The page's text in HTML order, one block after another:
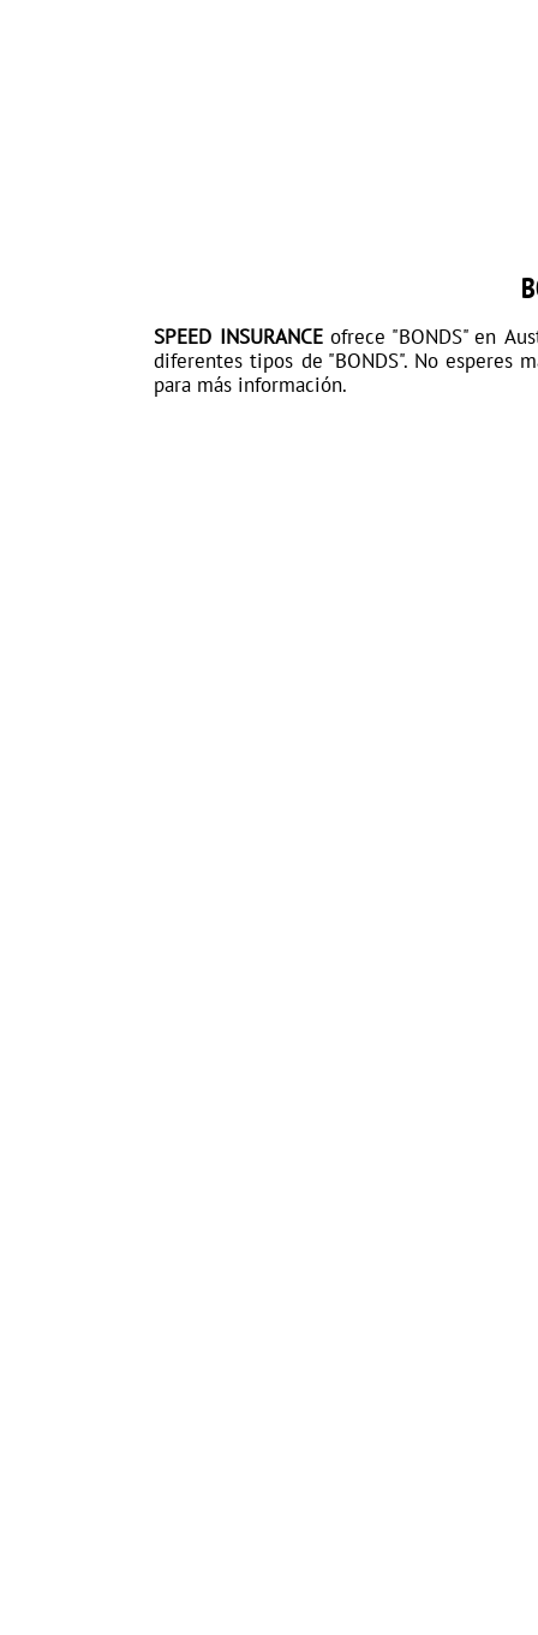
SPEED INSURANCEofrece "BONDS" en
diferentes tipos de "BONDS". No esperes
para más información.